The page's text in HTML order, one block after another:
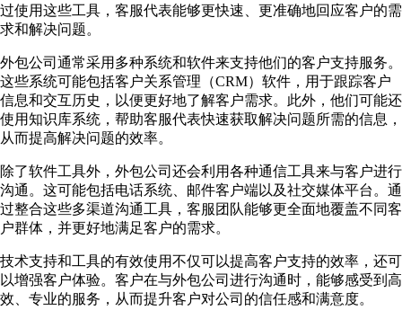
过使用这些工具，客服代表能够更快速、更准确地回应客户的需
求和解决问题。
外包公司通常采用多种系统和软件来支持他们的客户支持服务。
这些系统可能包括客户关系管理（CRM）软件，用于跟踪客户
信息和交互历史，以便更好地了解客户需求。此外，他们可能还
使用知识库系统，帮助客服代表快速获取解决问题所需的信息，
从而提高解决问题的效率。
除了软件工具外，外包公司还会利用各种通信工具来与客户进行
沟通。这可能包括电话系统、邮件客户端以及社交媒体平台。通
过整合这些多渠道沟通工具，客服团队能够更全面地覆盖不同客
户群体，并更好地满足客户的需求。
技术支持和工具的有效使用不仅可以提高客户支持的效率，还可
以增强客户体验。客户在与外包公司进行沟通时，能够感受到高
效、专业的服务，从而提升客户对公司的信任感和满意度。